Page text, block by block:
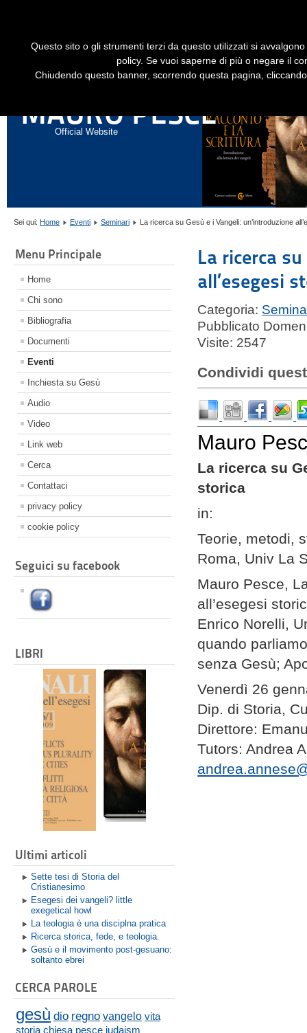
MAURO PESCE
Official Website
GESÙ STORICO - HISTORICAL JESUS
Sei qui: Home Eventi Seminari La ricerca su Gesù e i Vangeli: un’introduzione
Menu Principale
Home
Chi sono
Bibliografia
Documenti
Eventi
Inchiesta su Gesù
Audio
Video
Link web
Cerca
Contattaci
privacy policy
cookie policy
Seguici su facebook
LIBRI
Ultimi articoli
Sette tesi di Storia del
Cristianesimo
Esegesi dei vangeli? little
exegetical howl
La teologia è una disciplna pratica
Ricerca storica, fede, e teologia.
Gesù e il movimento post-gesuano:
soltanto ebrei
CERCA PAROLE
gesù dio regno vangelo vita
storia chiesa pesce judaism
La ricerca
all’esegesi
Categoria:
Pubblicato
Visite: 2547
Condividi
Mauro
La ricerca su
storica
in:
Teorie, metodi,
Roma, Univ La
Mauro Pesce,
all’esegesi
Enrico Norelli,
quando
senza Gesù;
Venerdì 26
Dip. di Storia,
Direttore:
Tutors: Andrea
Questo sito o gli strumenti terzi da questo utilizzati si
policy. Se vuoi saperne di più o negare il
Chiudendo questo banner, scorrendo questa pagina,